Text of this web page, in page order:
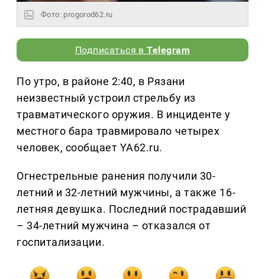
Фото: progorod62.ru
Подписаться вTelegram
По утро, в районе 2:40, в Рязани
неизвестный устроил стрельбу из
травматического оружия. В инциденте у
местного бара травмировало четырех
человек, сообщает YA62.ru.
Огнестрельные ранения получили 30-
летний и 32-летний мужчины, а также 16-
летняя девушка. Последний пострадавший
– 34-летний мужчина – отказался от
госпитализации.